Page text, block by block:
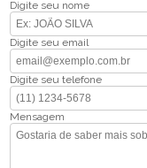
Digite seu nome
Digite seu email
Digite seu telefone
Mensagem